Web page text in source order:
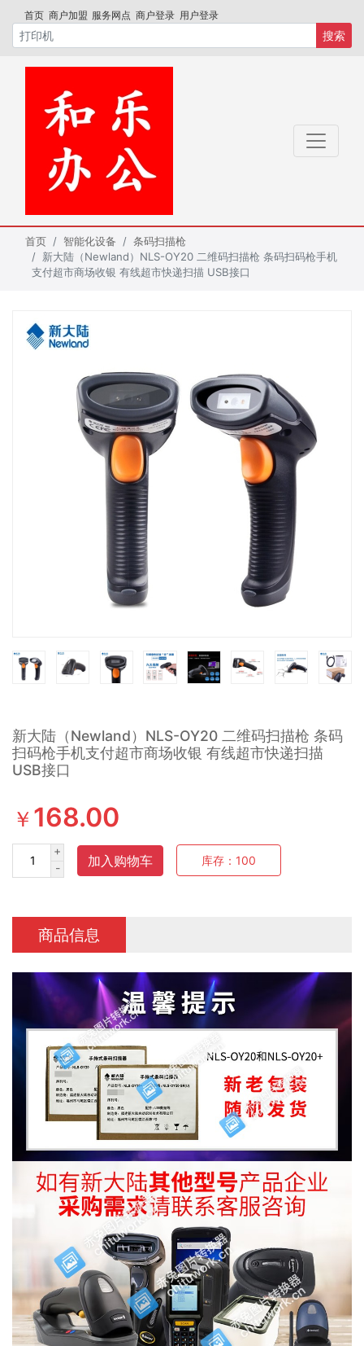
首页 商户加盟 服务网点 商户登录 用户登录
搜索
首页 智能化设备
条码扫描枪
新大陆（Newland）NLS-OY20 二维码扫描枪 条码扫码枪手机
支付超市商场收银 有线超市快递扫描 USB接口
新大陆（Newland）NLS-OY20 二维码扫描枪 条码
扫码枪手机支付超市商场收银 有线超市快递扫描
USB接口
￥ 168.00
+
-
加入购物车 库存： 100
商品信息